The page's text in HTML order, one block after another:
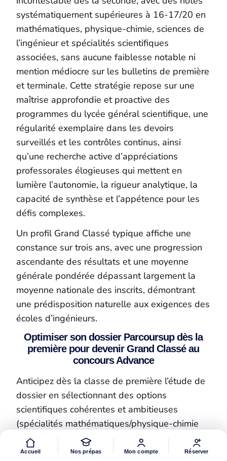
systématiquement supérieures à 16-17/20 en
mathématiques, physique-chimie, sciences de
l’ingénieur et spécialités scientifiques
associées, sans aucune faiblesse notable ni
mention médiocre sur les bulletins de première
et terminale. Cette stratégie repose sur une
maîtrise approfondie et proactive des
programmes du lycée général scientifique, une
régularité exemplaire dans les devoirs
surveillés et les contrôles continus, ainsi
qu’une recherche active d’appréciations
professorales élogieuses qui mettent en
lumière l’autonomie, la rigueur analytique, la
capacité de synthèse et l’appétence pour les
défis complexes.
Un profil Grand Classé typique affiche une
constance sur trois ans, avec une progression
ascendante des résultats et une moyenne
générale pondérée dépassant largement la
moyenne nationale des inscrits, démontrant
une prédisposition naturelle aux exigences des
écoles d’ingénieurs.
Optimiser son dossier Parcoursup dès la
première pour devenir Grand Classé au
concours Advance
Anticipez dès la classe de première l’étude de
dossier en sélectionnant des options
scientifiques cohérentes et ambitieuses
(spécialités mathématiques/physique-chimie
ou sciences de l’ingénieur, complétées par SI
ou NSI), qui maximisent les coefficients
Accueil Nos prépas Mon compte Réserver